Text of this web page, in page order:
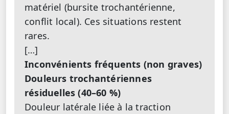
matériel (bursite trochantérienne,
conflit local). Ces situations restent
rares.
[…]
Inconvénients fréquents (non graves)
Douleurs trochantériennes
résiduelles (40–60 %)
Douleur latérale liée à la traction